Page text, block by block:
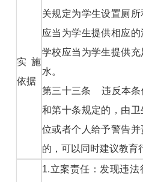
实施
依据
关规定为学生设置厕
应当为学生提供相应的
学校应当为学生提供
水。
第三十三条 违反本条
和第十条规定的，由
位或者个人给予警告
的，可以同时建议教育
1.立案责任：发现违